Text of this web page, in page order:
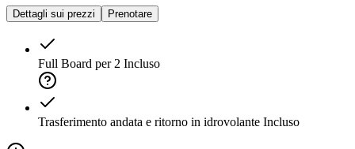
Dettagli sui prezzi Prenotare
Full Board per 2 Incluso
Trasferimento andata e ritorno in idrovolante Incluso